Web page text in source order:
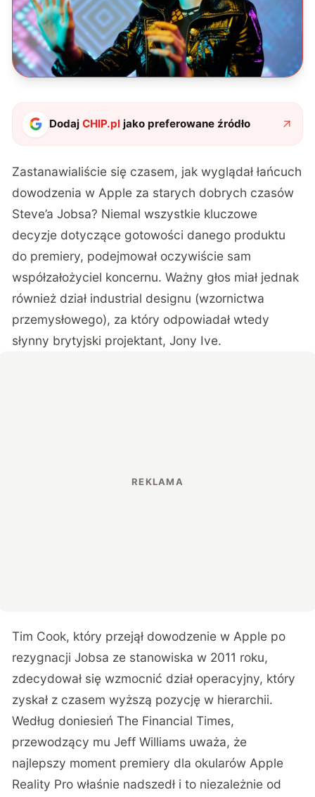
DodajCHIP.pl jako preferowane źródło
Zastanawialiście się czasem, jak wyglądał łańcuch
dowodzenia w Apple za starych dobrych czasów
Steve’a Jobsa? Niemal wszystkie kluczowe
decyzje dotyczące gotowości danego produktu
do premiery, podejmował oczywiście sam
współzałożyciel koncernu. Ważny głos miał jednak
również dział industrial designu (wzornictwa
przemysłowego), za który odpowiadał wtedy
słynny brytyjski projektant, Jony Ive.
Tim Cook, który przejął dowodzenie w Apple po
rezygnacji Jobsa ze stanowiska w 2011 roku,
zdecydował się wzmocnić dział operacyjny, który
zyskał z czasem wyższą pozycję w hierarchii.
Według doniesień The Financial Times,
przewodzący mu Jeff Williams uważa, że
najlepszy moment premiery dla okularów Apple
Reality Pro właśnie nadszedł i to niezależnie od